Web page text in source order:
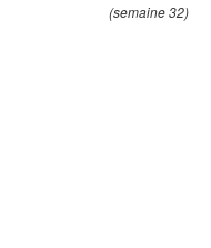
(semaine 32)